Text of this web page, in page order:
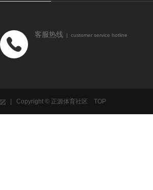
客服热线 | customer service hotline
| Copyright © 正源体育社区 TOP